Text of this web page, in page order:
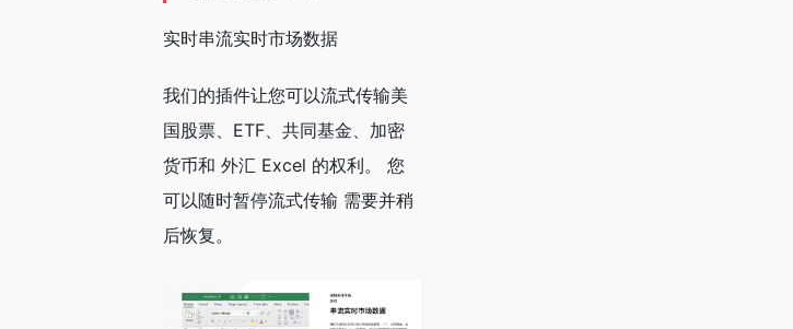
实时串流实时市场数据
我们的插件让您可以流式传输美
国股票、ETF、共同基金、加密
货币和 外汇 Excel 的权利。 您
可以随时暂停流式传输 需要并稍
后恢复。